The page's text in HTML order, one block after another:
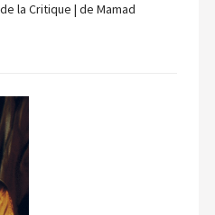
la Critique | de Mamad